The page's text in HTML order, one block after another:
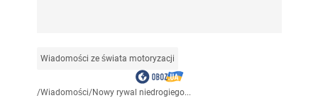
Wiadomości ze świata motoryzacji
/Wiadomości/Nowy rywal niedrogiego...